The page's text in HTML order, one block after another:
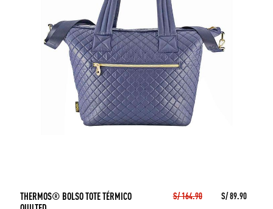
THERMOS® BOLSO TOTE TÉRMICO
S/ 164.90 S/ 89.90